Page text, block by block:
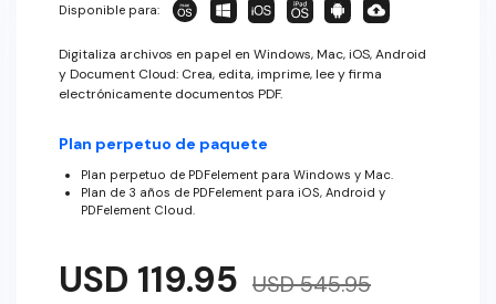
Disponible para:
Digitaliza archivos en papel en Windows, Mac, iOS, Android
y Document Cloud: Crea, edita, imprime, lee y firma
electrónicamente documentos PDF.
Plan perpetuo de paquete
Plan perpetuo de PDFelement para Windows y Mac.
Plan de 3 años de PDFelement para iOS, Android y
PDFelement Cloud.
USD 119.95 USD 545.95